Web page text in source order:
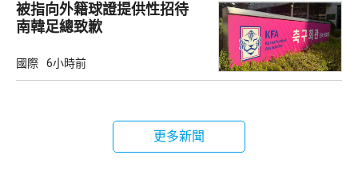
被指向外籍球證提供性招待
南韓足總致歉
國際 6小時前
更多新聞